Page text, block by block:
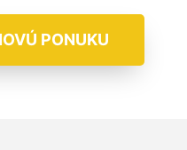
PONUKU